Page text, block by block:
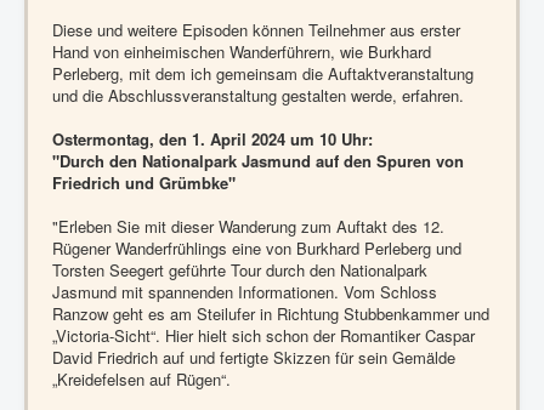
Diese und weitere Episoden können Teilnehmer aus erster
Hand von einheimischen Wanderführern, wie Burkhard
Perleberg, mit dem ich gemeinsam die Auftaktveranstaltung
und die Abschlussveranstaltung gestalten werde, erfahren.
Ostermontag, den 1. April 2024 um 10 Uhr:
"Durch den Nationalpark Jasmund auf den Spuren von
Friedrich und Grümbke"
"Erleben Sie mit dieser Wanderung zum Auftakt des 12.
Rügener Wanderfrühlings eine von Burkhard Perleberg und
Torsten Seegert geführte Tour durch den Nationalpark
Jasmund mit spannenden Informationen. Vom Schloss
Ranzow geht es am Steilufer in Richtung Stubbenkammer und
„Victoria-Sicht“. Hier hielt sich schon der Romantiker Caspar
David Friedrich auf und fertigte Skizzen für sein Gemälde
„Kreidefelsen auf Rügen“.